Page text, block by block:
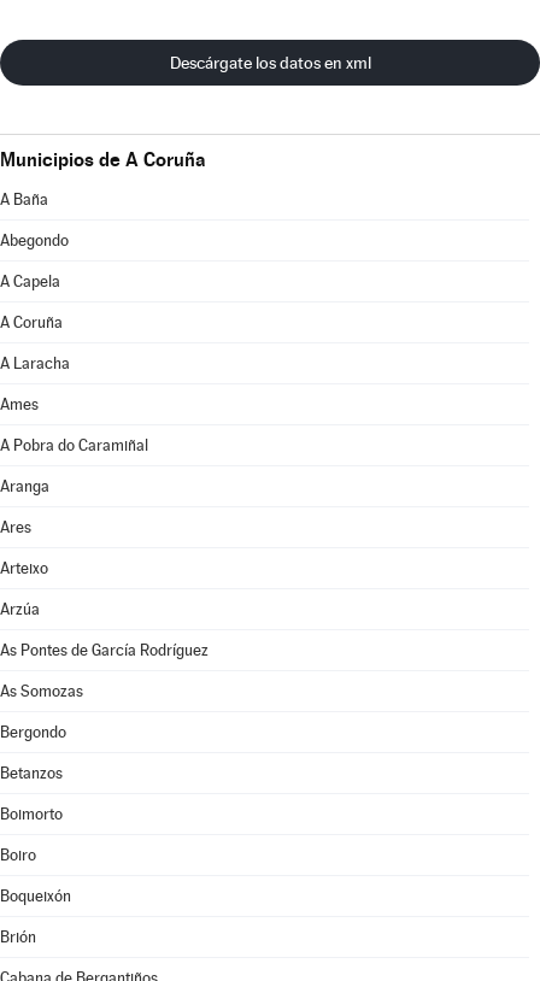
Descárgate los datos en xml
Municipios de A Coruña
A Baña
Abegondo
A Capela
A Coruña
A Laracha
Ames
A Pobra do Caramiñal
Aranga
Ares
Arteixo
Arzúa
As Pontes de García Rodríguez
As Somozas
Bergondo
Betanzos
Boimorto
Boiro
Boqueixón
Brión